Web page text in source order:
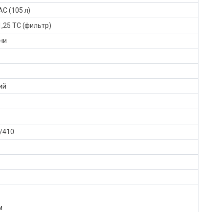
(105 л)
TC (фильтр)
410